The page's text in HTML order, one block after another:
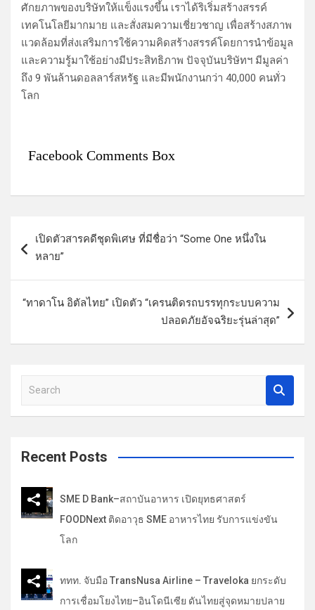
ศักยภาพของบริษัทให้แข็งแรงขึ้น เราได้ริเริ่มสร้างสรรค์
เทคโนโลยีมากมาย และสั่งสมความเชี่ยวชาญ เพื่อสร้างสภาพ
แวดล้อมที่ส่งเสริมการใช้ความคิดสร้างสรรค์โดยการนำข้อมูล
และความรู้มาใช้อย่างมีประสิทธิภาพ ปัจจุบันบริษัทฯ มีมูลค่า
ถึง 9 พันล้านดอลลาร์สหรัฐ และมีพนักงานกว่า 40,000 คนทั่ว
โลก
Facebook Comments Box
น
ว
เปิดตัวสารคดีชุดพิเศษ ที่มีชื่อว่า “Some One หนึ่งใน
หลาย”
“ทาดาโน อิตัลไทย” เปิดตัว “เครนติดรถบรรทุกระบบความ
ปลอดภัยอัจฉริยะรุ่นล่าสุด”
a
c
Recent Posts
SME D Bank–สถาบันอาหาร เปิดยุทธศาสตร์
FOODNext ติดอาวุธ SME อาหารไทย รับการแข่งขัน
โลก
ททท. จับมือ TransNusa Airline – Traveloka ยกระดับ
การเชื่อมโยงไทย–อินโดนีเซีย ดันไทยสู่จุดหมายปลาย